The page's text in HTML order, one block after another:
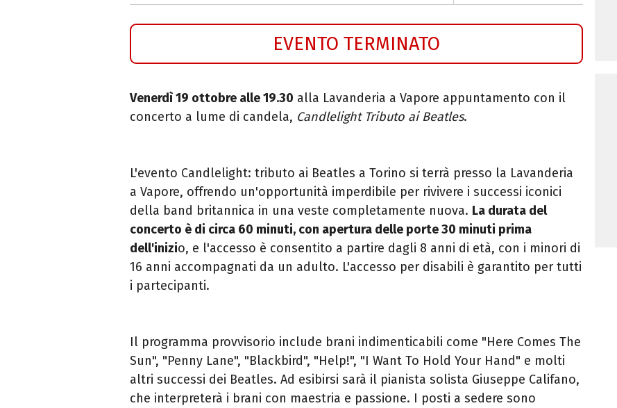
EVENTO TERMINATO
Venerdì 19 ottobre alle 19.30 alla Lavanderia a Vapore appuntamento con il
concerto a lume di candela, Candlelight Tributo ai Beatles.
L'evento Candlelight: tributo ai Beatles a Torino si terrà presso la Lavanderia
a Vapore, offrendo un'opportunità imperdibile per rivivere i successi iconici
della band britannica in una veste completamente nuova. La durata del
concerto è di circa 60 minuti, con apertura delle porte 30 minuti prima
dell'inizio, e l'accesso è consentito a partire dagli 8 anni di età, con i minori di
16 anni accompagnati da un adulto. L'accesso per disabili è garantito per tutti
i partecipanti.
Il programma provvisorio include brani indimenticabili come "Here Comes The
Sun", "Penny Lane", "Blackbird", "Help!", "I Want To Hold Your Hand" e molti
altri successi dei Beatles. Ad esibirsi sarà il pianista solista Giuseppe Califano,
che interpreterà i brani con maestria e passione. I posti a sedere sono